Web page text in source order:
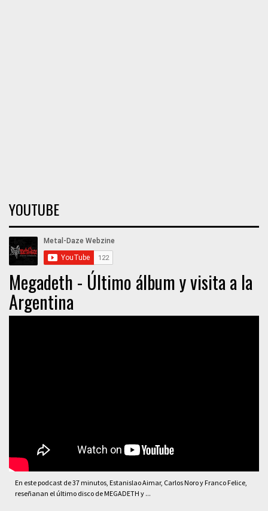
YOUTUBE
Megadeth - Último álbum y visita a la
Argentina
En este podcast de 37 minutos, Estanislao Aimar, Carlos Noro y Franco Felice,
reseñanan el último disco de MEGADETH y ...